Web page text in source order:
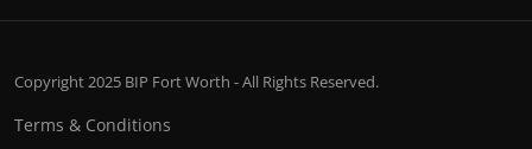
Copyright 2025 BIP Fort Worth - All Rights Reserved.
Terms & Conditions